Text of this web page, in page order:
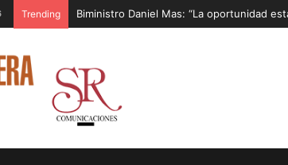
Trending Biministro Daniel Mas: “La oportunidad